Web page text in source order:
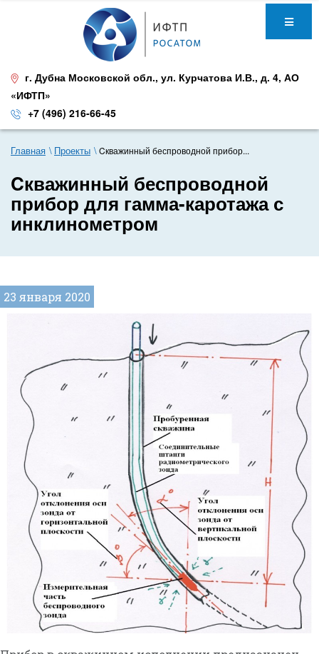
г. Дубна Московской обл., ул. Курчатова И.В., д. 4, АО
«ИФТП»
+7 (496) 216-66-45
Главная Проекты Cкважинный беспроводной прибор...
Cкважинный беспроводной
прибор для гамма-каротажа с
инклинометром
23 января 2020